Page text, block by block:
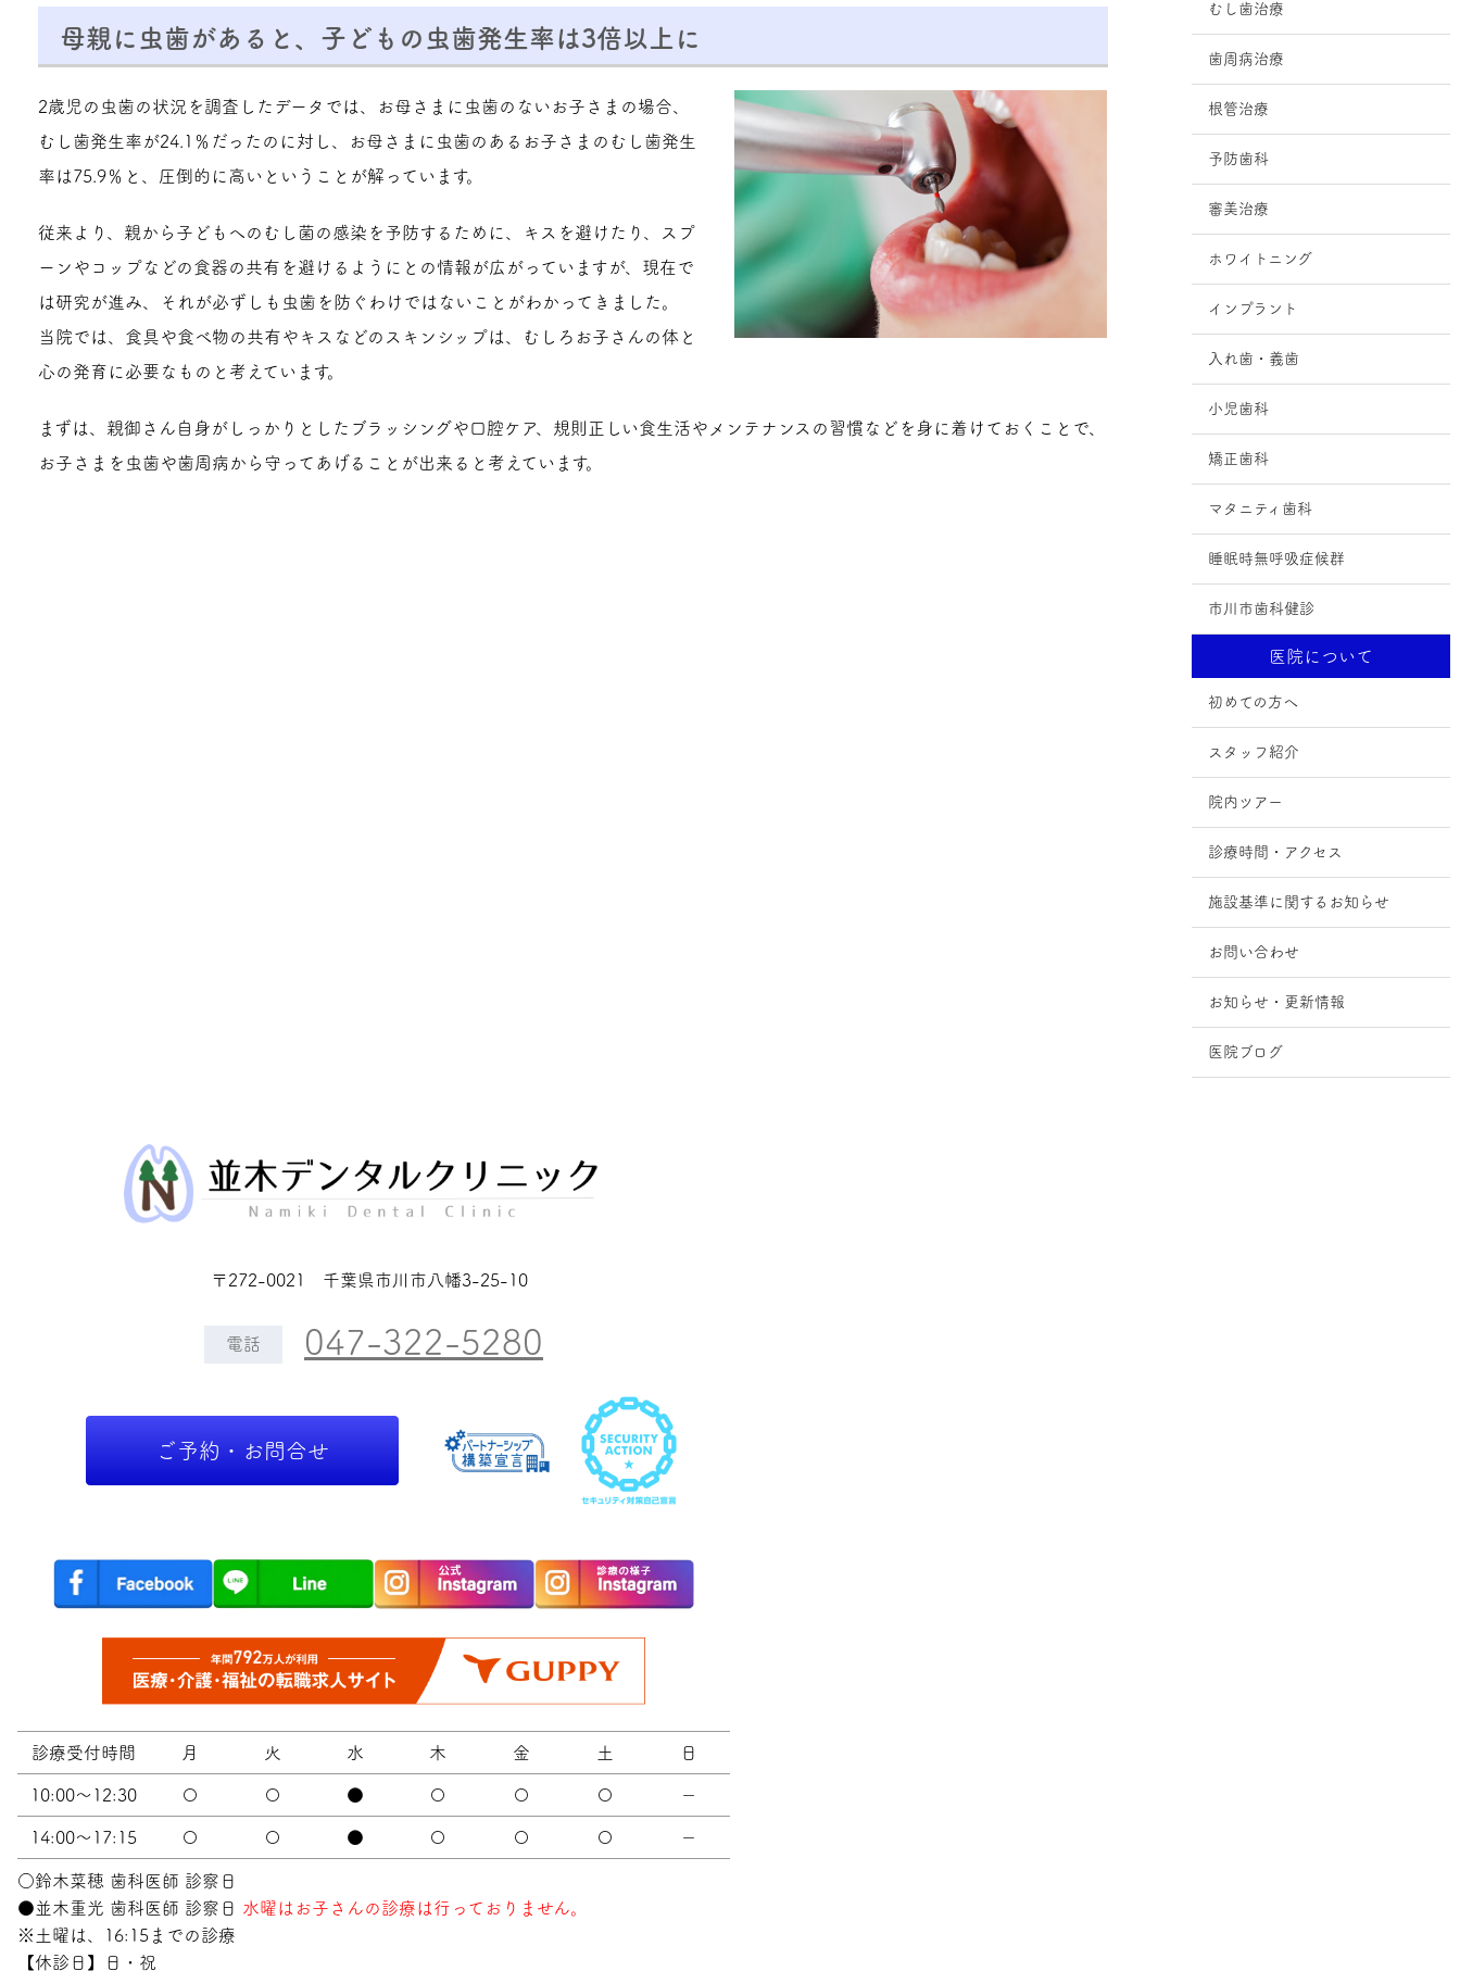
母親に虫歯があると、子どもの虫歯発生率は3倍以上に
2歳児の虫歯の状況を調査したデータでは、お母さまに虫歯のないお子さまの場合、
むし歯発生率が24.1％だったのに対し、お母さまに虫歯のあるお子さまのむし歯発生
率は75.9％と、圧倒的に高いということが解っています。
従来より、親から子どもへのむし菌の感染を予防するために、キスを避けたり、スプ
ーンやコップなどの食器の共有を避けるようにとの情報が広がっていますが、現在で
は研究が進み、それが必ずしも虫歯を防ぐわけではないことがわかってきました。
当院では、食具や食べ物の共有やキスなどのスキンシップは、むしろお子さんの体と
心の発育に必要なものと考えています。
まずは、親御さん自身がしっかりとしたブラッシングや口腔ケア、規則正しい食生活やメンテナンスの習慣などを身に着けておくことで、
お子さまを虫歯や歯周病から守ってあげることが出来ると考えています。
むし歯治療
歯周病治療
根管治療
予防歯科
審美治療
ホワイトニング
インプラント
入れ歯・義歯
小児歯科
矯正歯科
マタニティ歯科
睡眠時無呼吸症候群
市川市歯科健診
医院について
初めての方へ
スタッフ紹介
院内ツアー
診療時間・アクセス
施設基準に関するお知らせ
お問い合わせ
お知らせ・更新情報
医院ブログ
〒272-0021 千葉県市川市八幡3-25-10
電話 047-322-5280
ご予約・お問合せ
診療受付時間 月 火 水 木 金 土 日
10:00～12:30 〇 〇 ● 〇 〇 〇 －
14:00～17:15 〇 〇 ● 〇 〇 〇 －
○鈴木菜穂 歯科医師 診察日
●並木重光 歯科医師 診察日 水曜はお子さんの診療は行っておりません。
※土曜は、16:15までの診療
【休診日】日・祝